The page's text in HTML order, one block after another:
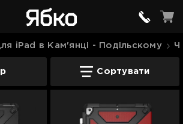
iPad в Кам'янці - Подільскому
iPad в Кам'янці -
Сортувати